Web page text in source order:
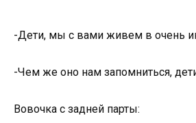
-Дети, мы с вами живем в очень
-Чем же оно нам запомниться,
Вовочка с задней парты: